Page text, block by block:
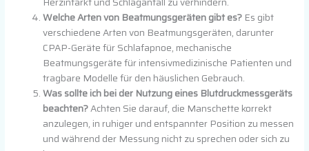
Welche Arten von Beatmungsgeräten gibt es? Es gibt
verschiedene Arten von Beatmungsgeräten, darunter
CPAP-Geräte für Schlafapnoe, mechanische
Beatmungsgeräte für intensivmedizinische Patienten und
tragbare Modelle für den häuslichen Gebrauch.
Was sollte ich bei der Nutzung eines Blutdruckmessgeräts
beachten?Achten Sie darauf, die Manschette korrekt
anzulegen, in ruhiger und entspannter Position zu messen
und während der Messung nicht zu sprechen oder sich zu